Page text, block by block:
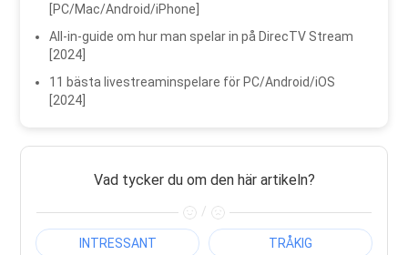
[PC/Mac/Android/iPhone]
All-in-guide om hur man spelar in på DirecTV Stream
[2024]
11 bästa livestreaminspelare för PC/Android/iOS
[2024]
Vad tycker du om den här artikeln?
/
INTRESSANT TRÅKIG